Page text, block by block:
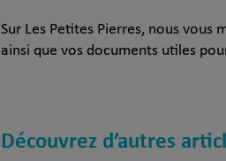
Sur Les Petites Pierres, nous
ainsi que vos documents utiles
Découvrez d’autres